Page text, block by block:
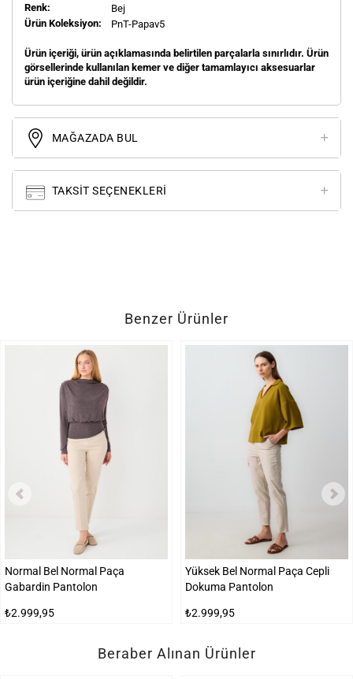
Renk:
Bej
Ürün Koleksiyon:
PnT-Papav5
Ürün içeriği, ürün açıklamasında belirtilen parçalarla sınırlıdır. Ürün
görsellerinde kullanılan kemer ve diğer tamamlayıcı aksesuarlar
ürün içeriğine dahil değildir.
MAĞAZADA BUL
TAKSIT SEÇENEKLERI
Benzer Ürünler
Normal Bel Normal Paça
Gabardin Pantolon
₺2.999,95
Yüksek Bel Normal Paça Cepli
Dokuma Pantolon
₺2.999,95
Beraber Alınan Ürünler